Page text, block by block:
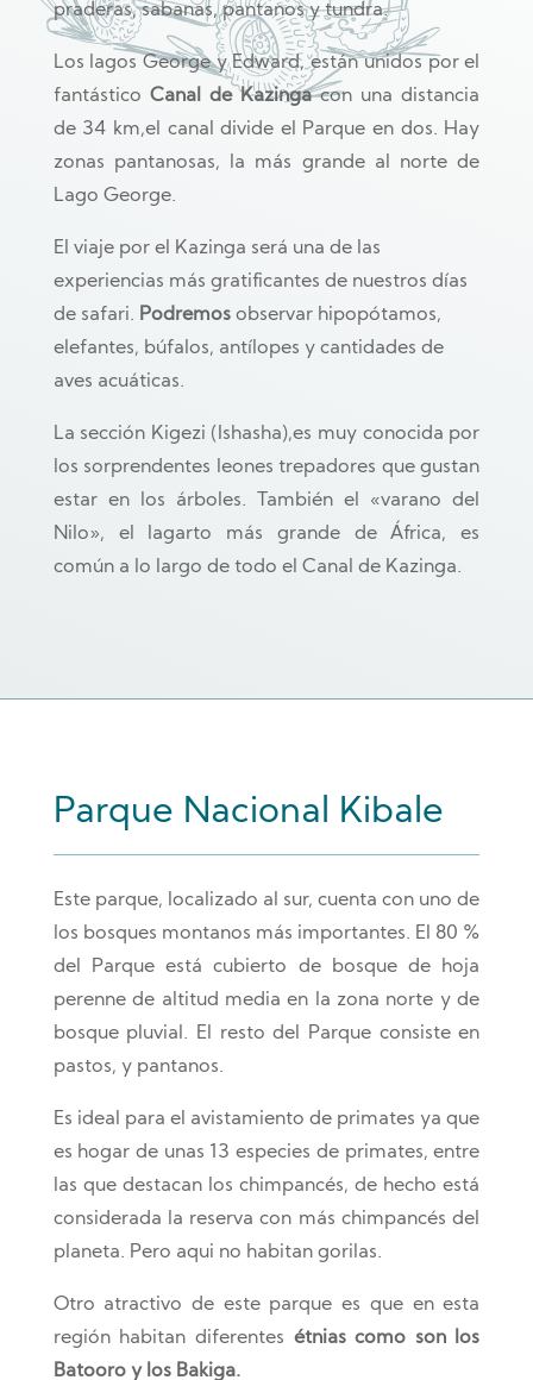
praderas, sabanas, pantanos y tundra.
Los lagos George y Edward, están unidos por el
fantástico Canal de Kazingacon una distancia
de 34 km,el canal divide el Parque en dos. Hay
zonas pantanosas, la más grande al norte de
Lago George.
El viaje por el Kazinga será una de las
experiencias más gratificantes de nuestros días
de safari. Podremosobservar hipopótamos,
elefantes, búfalos, antílopes y cantidades de
aves acuáticas.
La sección Kigezi (Ishasha),es muy conocida por
los sorprendentes leones trepadores que gustan
estar en los árboles. También el «varano del
Nilo», el lagarto más grande de África, es
común a lo largo de todo el Canal de Kazinga.
Parque Nacional Kibale
Este parque, localizado al sur, cuenta con uno de
los bosques montanos más importantes. El 80 %
del Parque está cubierto de bosque de hoja
perenne de altitud media en la zona norte y de
bosque pluvial. El resto del Parque consiste en
pastos, y pantanos.
Es ideal para el avistamiento de primates ya que
es hogar de unas 13 especies de primates, entre
las que destacan los chimpancés, de hecho está
considerada la reserva con más chimpancés del
planeta. Pero aqui no habitan gorilas.
Otro atractivo de este parque es que en esta
región habitan diferentes étnias como son los
Batooro y los Bakiga.